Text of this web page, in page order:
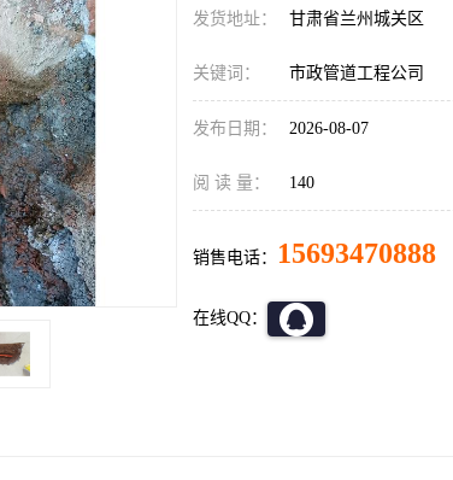
发货地址： 甘肃省兰州城关区
关键词： 市政管道工程公司
发布日期： 2026-08-07
阅 读 量： 140
销售电话： 15693470888
在线QQ：